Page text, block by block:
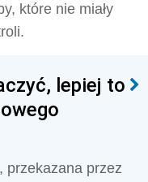
które nie miały
lepiej to
przekazana przez